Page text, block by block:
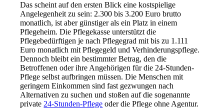
Das scheint auf den ersten Blick eine kostspielige
Angelegenheit zu sein: 2.300 bis 3.200 Euro brutto
monatlich, ist aber günstiger als ein Platz in einem
Pflegeheim. Die Pflegekasse unterstützt die
Pflegebedürftigen je nach Pflegegrad mit bis zu 1.111
Euro monatlich mit Pflegegeld und Verhinderungspflege.
Dennoch bleibt ein bestimmter Betrag, den die
Betroffenen oder ihre Angehörigen für die 24-Stunden-
Pflege selbst aufbringen müssen. Die Menschen mit
geringem Einkommen sind fast gezwungen nach
Alternativen zu suchen und stoßen auf die sogenannte
private 24-Stunden-Pflege oder die Pflege ohne Agentur.